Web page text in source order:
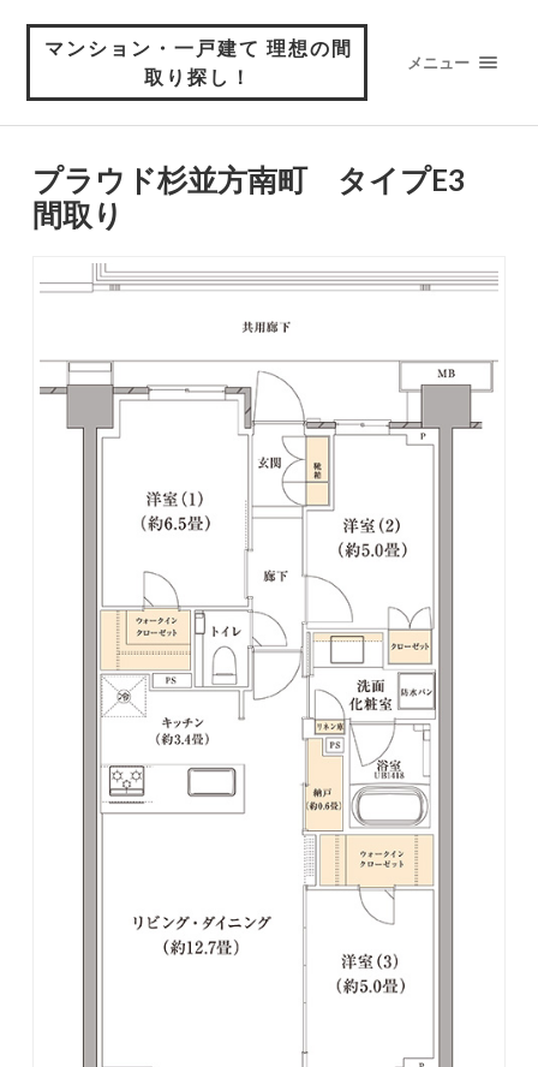
マンション・一戸建て 理想の間
取り探し！
メニュー
プラウド杉並方南町 タイプE3
間取り